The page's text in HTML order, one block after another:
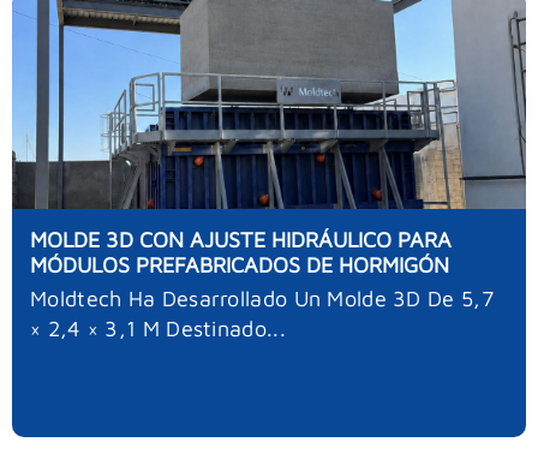
MOLDE 3D CON AJUSTE HIDRÁULICO PARA
MÓDULOS PREFABRICADOS DE HORMIGÓN
Moldtech Ha Desarrollado Un Molde 3D De 5,7
× 2,4 × 3,1 M Destinado...